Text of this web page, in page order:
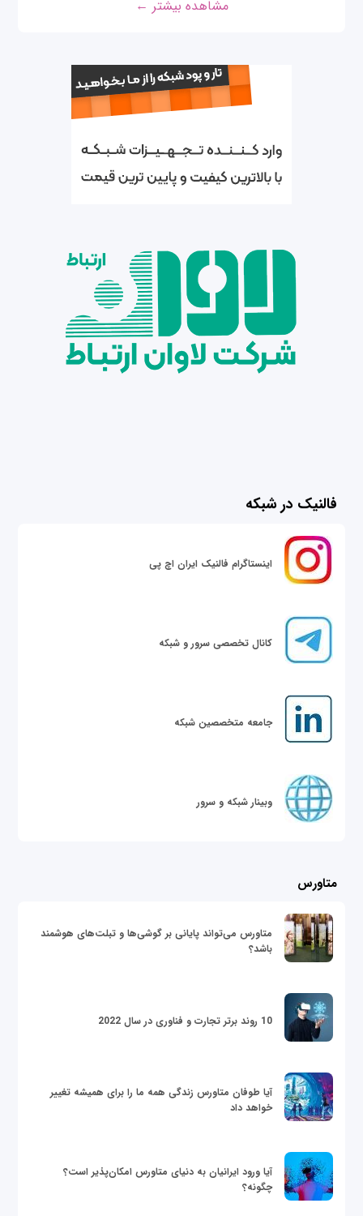
مشاهده بیشتر ←
فالنیک در شبکه
اینستاگرام فالنیک ایران اچ پی
کانال تخصصی سرور و شبکه
جامعه متخصصین شبکه
وبینار شبکه و سرور
متاورس
متاورس می‌تواند پایانی بر گوشی‌ها و تبلت‌های هوشمند
باشد؟
10 روند برتر تجارت و فناوری در سال 2022
آیا طوفان متاورس زندگی همه ما را برای همیشه تغییر
خواهد داد
آیا ورود ایرانیان به دنیای متاورس امکان‌پذیر است؟
چگونه؟